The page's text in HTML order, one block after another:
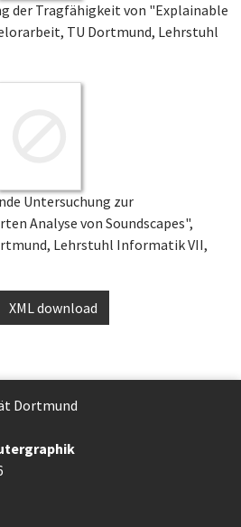
der Tragfähigkeit von "Explainable
TU Dortmund, Lehrstuhl
Untersuchung zur
Analyse von Soundscapes",
Lehrstuhl Informatik VII,
XML download
Dort­mund